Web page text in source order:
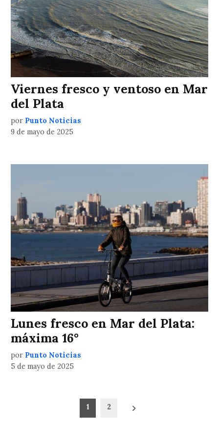
Viernes fresco y ventoso en Mar
del Plata
por Punto Noticias
9 de mayo de 2025
Lunes fresco en Mar del Plata:
máxima 16°
por Punto Noticias
5 de mayo de 2025
1 2